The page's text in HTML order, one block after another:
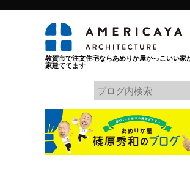
敦賀市で注文住宅ならあめりか屋かっこいい家
家建ててます